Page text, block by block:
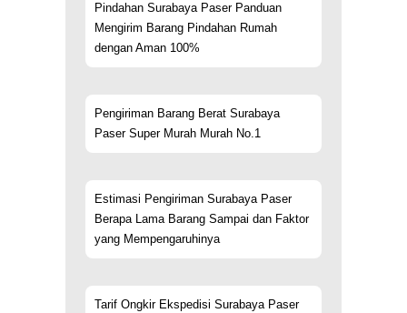
Pindahan Surabaya Paser Panduan
Mengirim Barang Pindahan Rumah
dengan Aman 100%
Pengiriman Barang Berat Surabaya
Paser Super Murah Murah No.1
Estimasi Pengiriman Surabaya Paser
Berapa Lama Barang Sampai dan Faktor
yang Mempengaruhinya
Tarif Ongkir Ekspedisi Surabaya Paser